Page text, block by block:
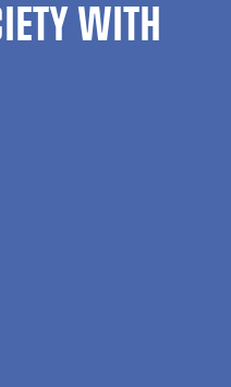
WITH